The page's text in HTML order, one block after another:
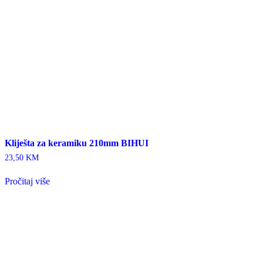
Kliješta za keramiku 210mm BIHUI
23,50 KM
Pročitaj više